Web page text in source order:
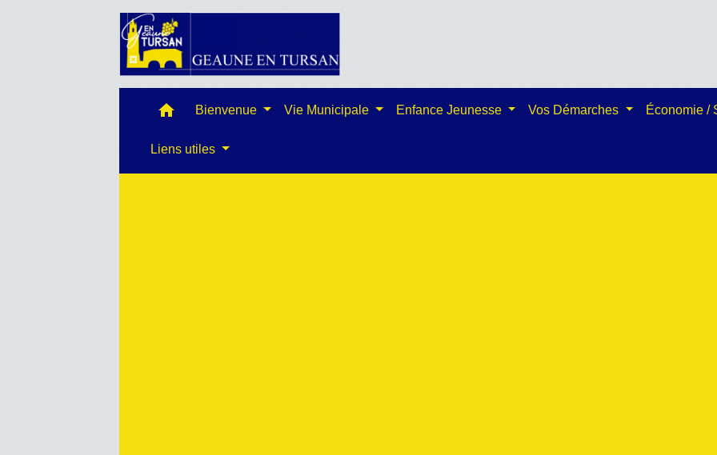
home Bienvenue Vie Municipale Enfance Jeunesse Vos Démarches Économie /
Liens utiles